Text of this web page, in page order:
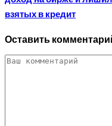
взятых в кредит
Оставить